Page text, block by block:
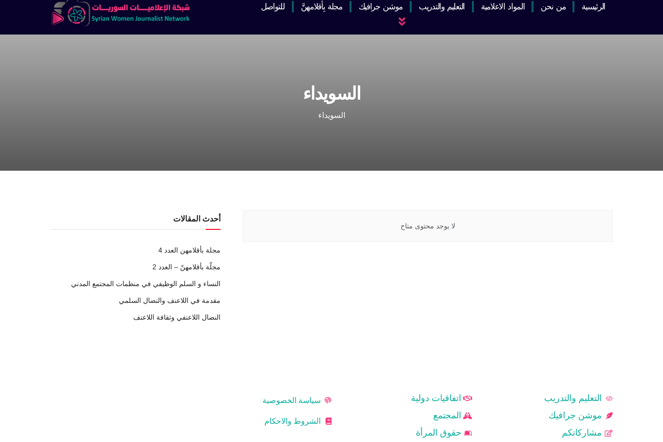
الرئيسية من نحن المواد الاعلامية التعليم والتدريب موشن جرافيك مجلة بِأقلامهنَّ للتواصل
السويداء
السويداء
لا يوجد محتوى متاح
أحدث المقالات
مجلة بأقلامهن العدد 4
مجلّة بأقلامهنّ – العدد 2
النساء و السلم الوظيفي في منظمات المجتمع المدني
مقدمة في اللاعنف والنضال السلمي
النضال اللاعنفي وثقافة اللاعنف
التعليم والتدريب
موشن جرافيك
مشاركاتكم
اتفاقيات دولية
المجتمع
حقوق المرأة
سياسة الخصوصية
الشروط والاحكام